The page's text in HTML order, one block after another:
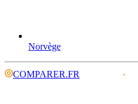
Norvège
COMPARER.FR